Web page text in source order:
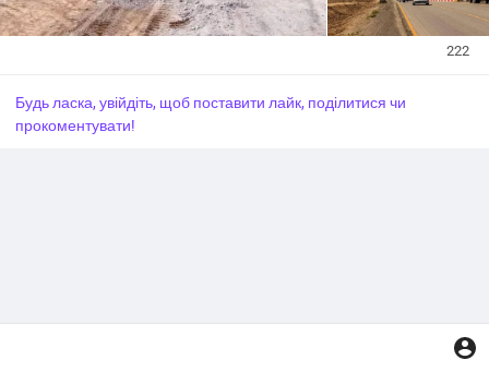
222
Будь ласка, увійдіть, щоб поставити лайк, поділитися чи
прокоментувати!